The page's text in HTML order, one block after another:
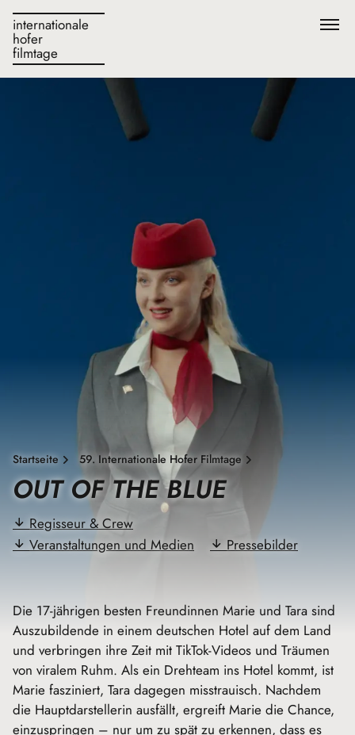
internationale
hofer
filmtage
Startseite 59. Internationale Hofer Filmtage
OUT OF THE BLUE
Regisseur & Crew
Veranstaltungen und Medien
Pressebilder
Die 17-jährigen besten Freundinnen Marie und Tara sind
Auszubildende in einem deutschen Hotel auf dem Land
und verbringen ihre Zeit mit TikTok-Videos und Träumen
von viralem Ruhm. Als ein Drehteam ins Hotel kommt, ist
Marie fasziniert, Tara dagegen misstrauisch. Nachdem
die Hauptdarstellerin ausfällt, ergreift Marie die Chance,
einzuspringen – nur um zu spät zu erkennen, dass es